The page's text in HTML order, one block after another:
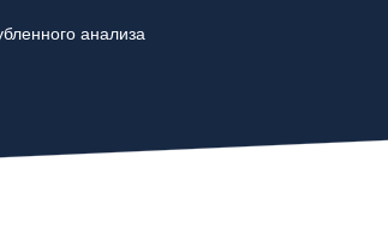
анализа